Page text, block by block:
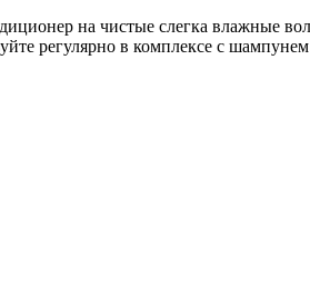
на чистые слегка влажные
регулярно в комплексе с